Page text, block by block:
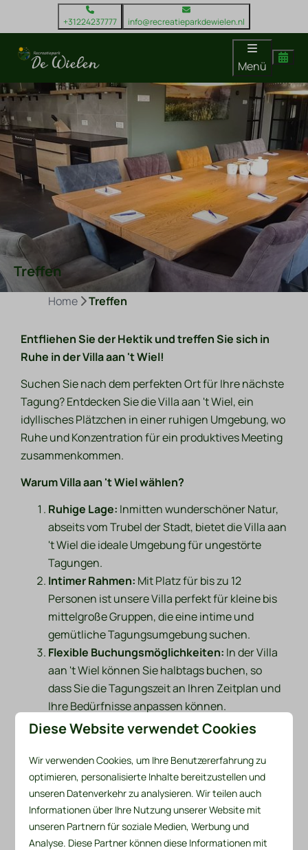
+31224237777 info@recreatieparkdewielen.nl
Menü
Treffen
Home Treffen
Entfliehen Sie der Hektik und treffen Sie sich in
Ruhe in der Villa aan 't Wiel!
Suchen Sie nach dem perfekten Ort für Ihre nächste
Tagung? Entdecken Sie die Villa aan 't Wiel, ein
idyllisches Plätzchen in einer ruhigen Umgebung, wo
Ruhe und Konzentration für ein produktives Meeting
zusammenkommen.
Warum Villa aan 't Wiel wählen?
Ruhige Lage: Inmitten wunderschöner Natur,
abseits vom Trubel der Stadt, bietet die Villa aan
't Wiel die ideale Umgebung für ungestörte
Tagungen.
Intimer Rahmen: Mit Platz für bis zu 12
Personen ist unsere Villa perfekt für kleine bis
mittelgroße Gruppen, die eine intime und
gemütliche Tagungsumgebung suchen.
Flexible Buchungsmöglichkeiten: In der Villa
aan 't Wiel können Sie halbtags buchen, so
dass Sie die Tagungszeit an Ihren Zeitplan und
Ihre Bedürfnisse anpassen können.
Professionelle Ausstattung:Unsere Villa ist
erfolgreiches Meeting ausgestattet,
einschließlich moderner audiovisueller Geräte
und bequemer Sitzgelegenheiten.
Reservieren Sie jetzt Ihr Meeting in der Villa aan 't
Wiel und erleben Sie die perfekte Kombination aus
Diese Website verwendet Cookies
Wir verwenden Cookies, um Ihre Benutzererfahrung zu
optimieren, personalisierte Inhalte bereitzustellen und
unseren Datenverkehr zu analysieren. Wir teilen auch
Informationen über Ihre Nutzung unserer Website mit
unseren Partnern für soziale Medien, Werbung und
Analyse. Diese Partner können diese Informationen mit